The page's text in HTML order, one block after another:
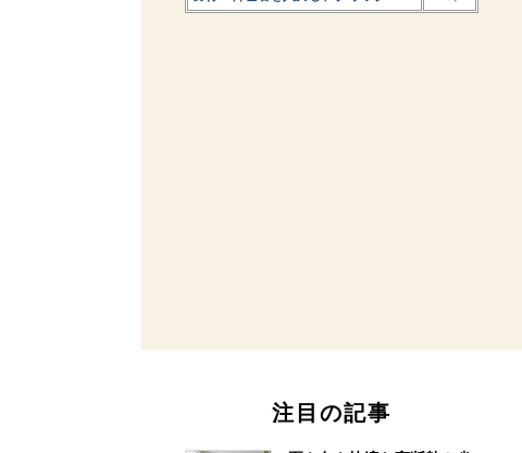
注目の記事